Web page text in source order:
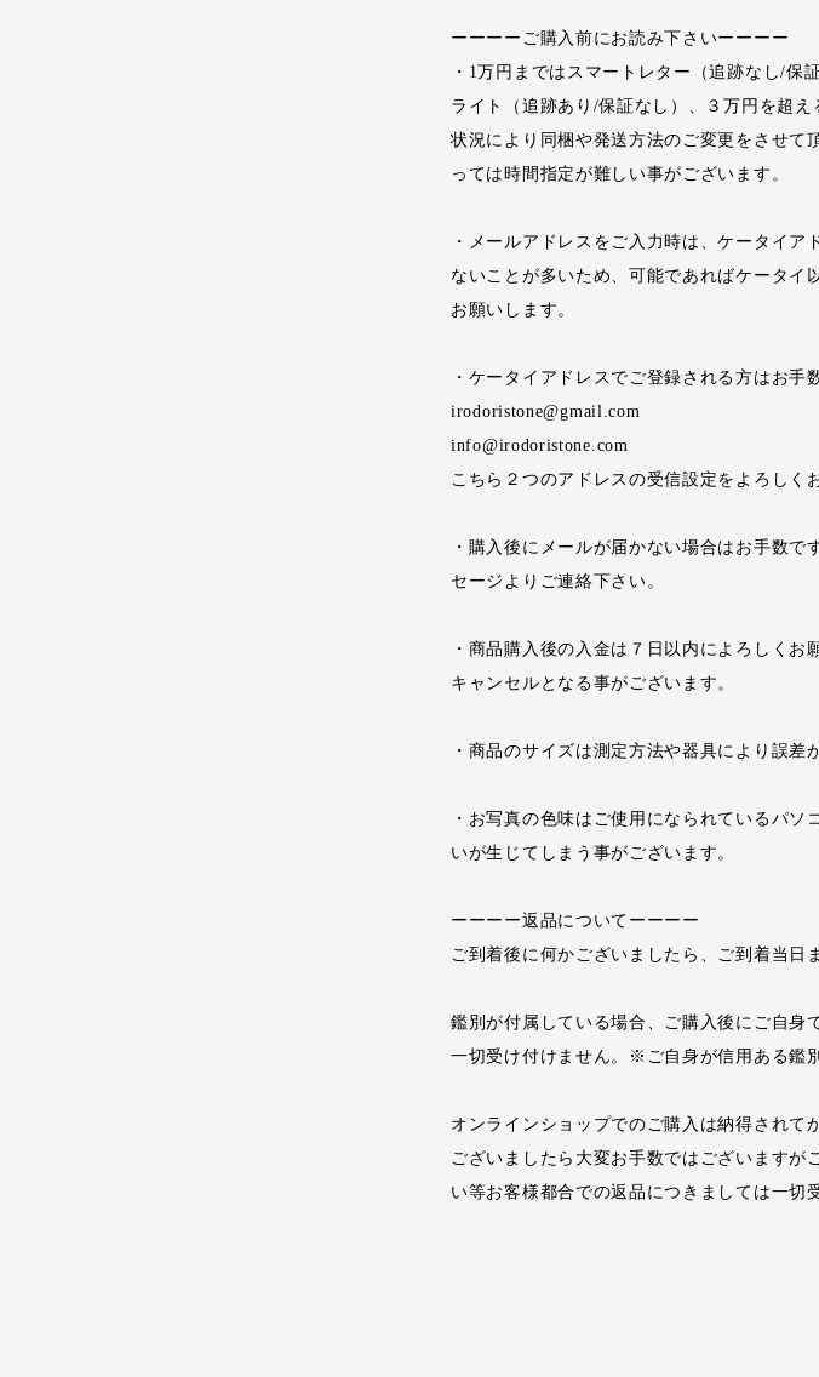
ーーーーご購入前にお読み下さいーーーー
・1万円まではスマートレター（追跡なし/保
ライト（追跡あり/保証なし）、３万円を超
状況により同梱や発送方法のご変更をさせて
っては時間指定が難しい事がございます。
・メールアドレスをご入力時は、ケータイ
ないことが多いため、可能であればケータイ
お願いします。
・ケータイアドレスでご登録される方はお手
irodoristone@gmail.com
info@irodoristone.com
こちら２つのアドレスの受信設定をよろしく
・購入後にメールが届かない場合はお手数
セージよりご連絡下さい。
・商品購入後の入金は７日以内によろしく
キャンセルとなる事がございます。
・商品のサイズは測定方法や器具により誤差
・お写真の色味はご使用になられているパ
いが生じてしまう事がございます。
ーーーー返品についてーーーー
ご到着後に何かございましたら、ご到着当日
鑑別が付属している場合、ご購入後にご自身
一切受け付けません。※ご自身が信用ある鑑
オンラインショップでのご購入は納得されて
ございましたら大変お手数ではございますが
い等お客様都合での返品につきましては一切